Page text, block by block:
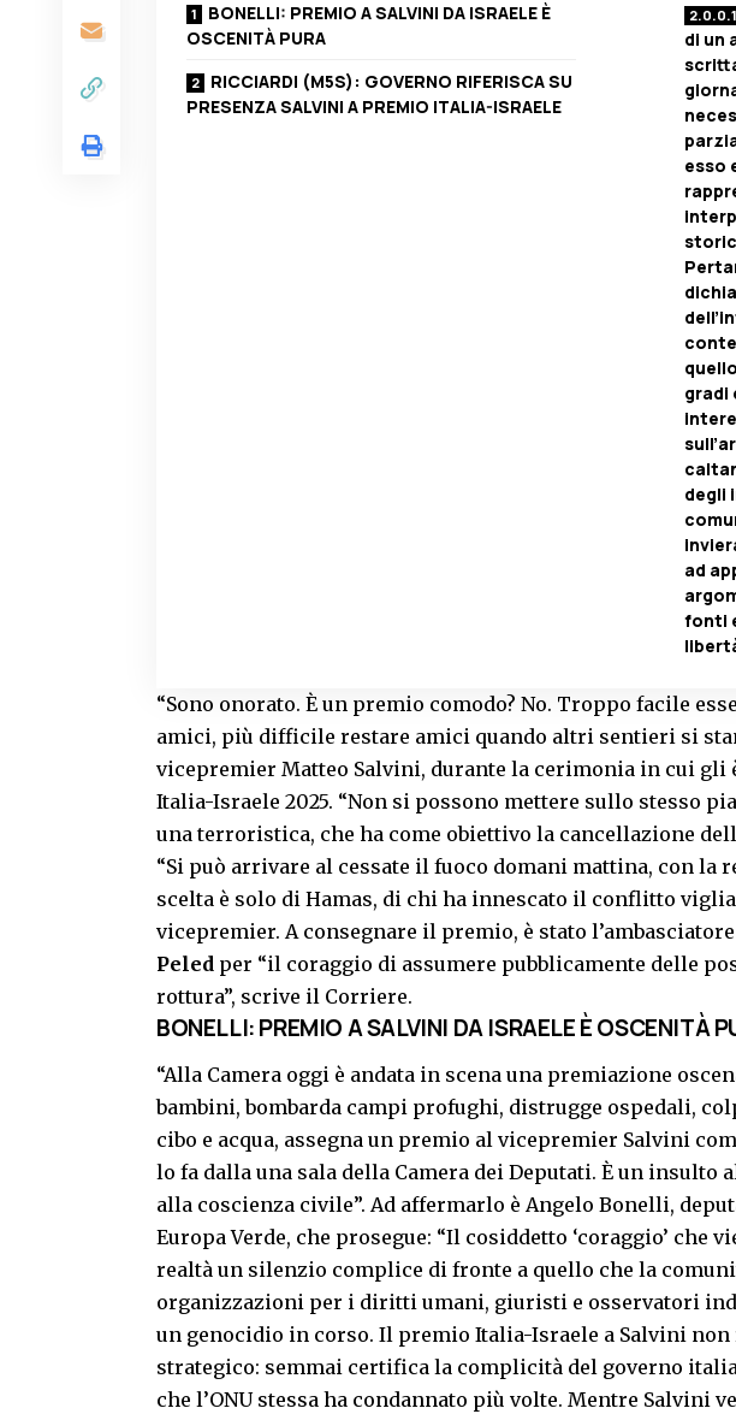
BONELLI: PREMIO A SALVINI DA ISRAELE È
OSCENITÀ PURA
RICCIARDI (M5S): GOVERNO RIFERISCA SU
PRESENZA SALVINI A PREMIO ITALIA-ISRAELE
di un
esso
gradi
degli
ad
fonti
“Sono onorato. È un premio comodo? No. Troppo facile
amici, più difficile restare amici quando altri sentieri si
vicepremier Matteo Salvini, durante la cerimonia in cui gli
Italia-Israele 2025. “Non si possono mettere sullo stesso
una terroristica, che ha come obiettivo la cancellazione
“Si può arrivare al cessate il fuoco domani mattina, con la
scelta è solo di Hamas, di chi ha innescato il conflitto
vicepremier. A consegnare il premio, è stato l’ambasciatore
Peled per “il coraggio di assumere pubblicamente delle
rottura”, scrive il Corriere.
BONELLI: PREMIO A SALVINI DA ISRAELE È OSCENITÀ
“Alla Camera oggi è andata in scena una premiazione
bambini, bombarda campi profughi, distrugge ospedali,
cibo e acqua, assegna un premio al vicepremier Salvini
lo fa dalla una sala della Camera dei Deputati. È un
alla coscienza civile”. Ad affermarlo è Angelo Bonelli,
Europa Verde, che prosegue: “Il cosiddetto ‘coraggio’ che
realtà un silenzio complice di fronte a quello che la
organizzazioni per i diritti umani, giuristi e osservatori
un genocidio in corso. Il premio Italia-Israele a Salvini non
strategico: semmai certifica la complicità del governo
che l’ONU stessa ha condannato più volte. Mentre Salvini